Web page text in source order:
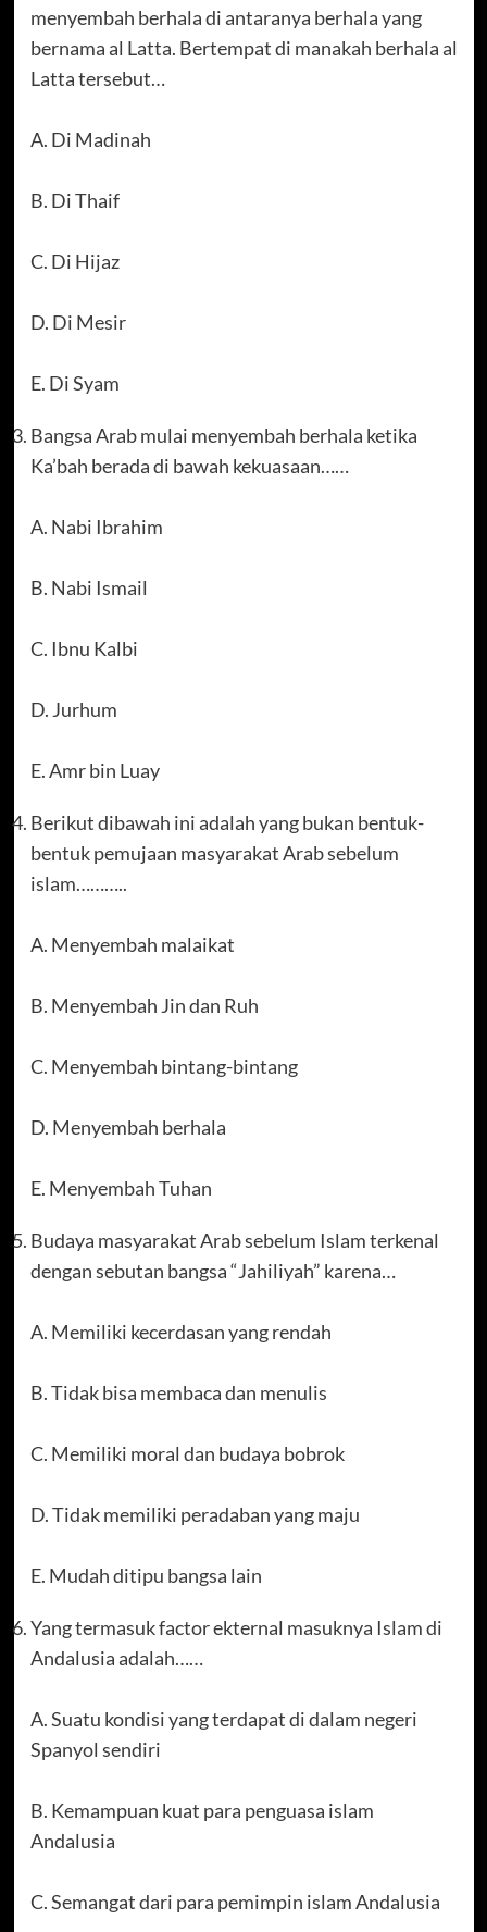
menyembah berhala di antaranya berhala yang
bernama al Latta. Bertempat di manakah berhala al
Latta tersebut…
A. Di Madinah
B. Di Thaif
C. Di Hijaz
D. Di Mesir
E. Di Syam
Bangsa Arab mulai menyembah berhala ketika
Ka’bah berada di bawah kekuasaan……
A. Nabi Ibrahim
B. Nabi Ismail
C. Ibnu Kalbi
D. Jurhum
E. Amr bin Luay
Berikut dibawah ini adalah yang bukan bentuk-
bentuk pemujaan masyarakat Arab sebelum
islam………..
A. Menyembah malaikat
B. Menyembah Jin dan Ruh
C. Menyembah bintang-bintang
D. Menyembah berhala
E. Menyembah Tuhan
Budaya masyarakat Arab sebelum Islam terkenal
dengan sebutan bangsa “Jahiliyah” karena…
A. Memiliki kecerdasan yang rendah
B. Tidak bisa membaca dan menulis
C. Memiliki moral dan budaya bobrok
D. Tidak memiliki peradaban yang maju
E. Mudah ditipu bangsa lain
Yang termasuk factor ekternal masuknya Islam di
Andalusia adalah……
A. Suatu kondisi yang terdapat di dalam negeri
Spanyol sendiri
B. Kemampuan kuat para penguasa islam
Andalusia
C. Semangat dari para pemimpin islam Andalusia